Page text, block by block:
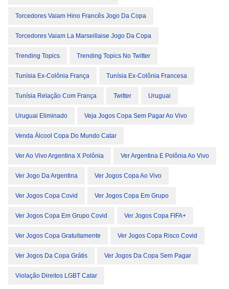
Torcedores Vaiam Hino Francês Jogo Da Copa
Torcedores Vaiam La Marseillaise Jogo Da Copa
Trending Topics Trending Topics No Twitter
Tunísia Ex-Colônia França Tunísia Ex-Colônia Francesa
Tunísia Relação Com França Twitter Uruguai
Uruguai Eliminado Veja Jogos Copa Sem Pagar Ao Vivo
Venda Álcool Copa Do Mundo Catar
Ver Ao Vivo Argentina X Polônia Ver Argentina E Polônia Ao Vivo
Ver Jogo Da Argentina Ver Jogos Copa Ao Vivo
Ver Jogos Copa Covid Ver Jogos Copa Em Grupo
Ver Jogos Copa Em Grupo Covid Ver Jogos Copa FIFA+
Ver Jogos Copa Gratuitamente Ver Jogos Copa Risco Covid
Ver Jogos Da Copa Grátis Ver Jogos Da Copa Sem Pagar
Violação Direitos LGBT Catar